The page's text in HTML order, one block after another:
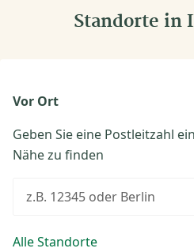
Standorte in
Vor Ort
Geben Sie eine Postleitzahl
Nähe zu finden
z.B. 12345 oder Berlin
Alle Standorte